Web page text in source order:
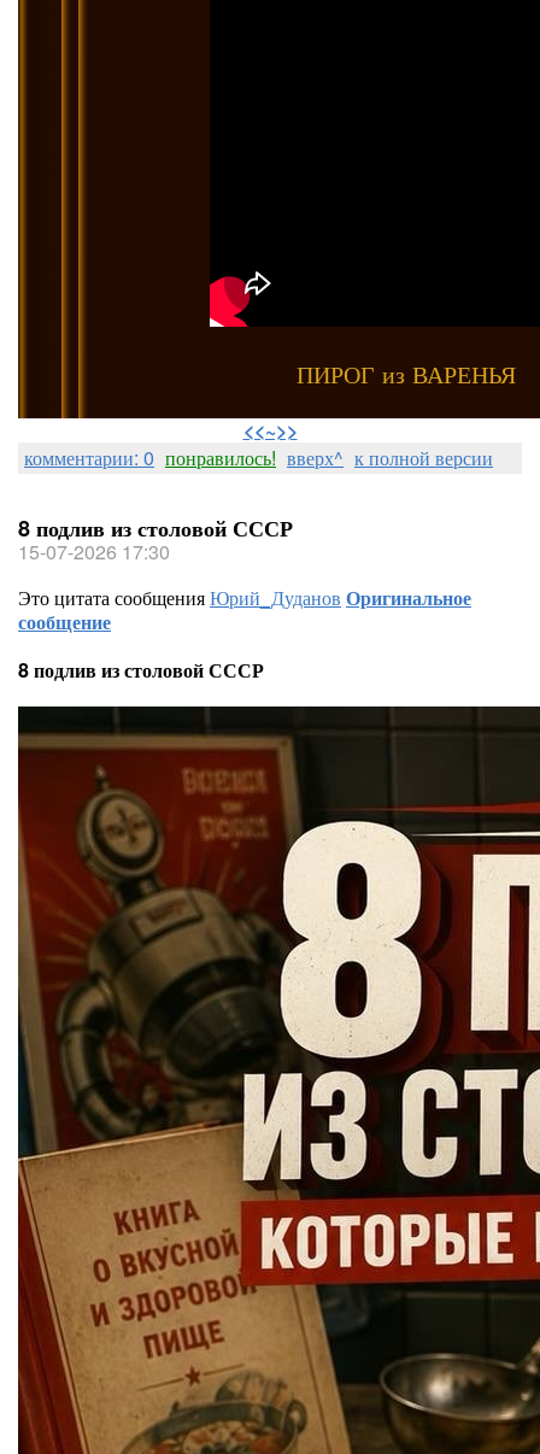
ПИРОГ из ВАРЕНЬЯ
<<~>>
комментарии: 0 понравилось! вверх^ к полной версии
8 подлив из столовой СССР
15-07-2026 17:30
Это цитата сообщенияЮрий_Дуданов Оригинальное
сообщение
8 подлив из столовой СССР